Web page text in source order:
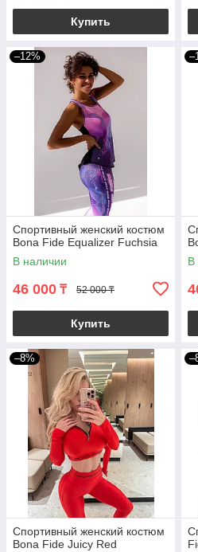
Купить
–12%
Спортивный женский костюм
Bona Fide Equalizer Fuchsia
В наличии
46 000 ₸ 52 000 ₸
Купить
В
–8%
Спортивный женский костюм
Bona Fide Juicy Red